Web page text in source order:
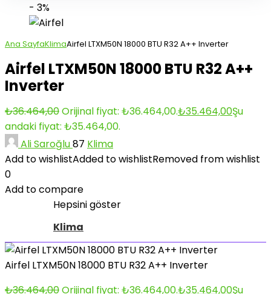
- 3%
Ana SayfaKlimaAirfel LTXM50N 18000 BTU R32 A++ Inverter
Airfel LTXM50N 18000 BTU R32 A++
Inverter
₺36.464,00Orijinal fiyat: ₺36.464,00.₺35.464,00Şu
andaki fiyat: ₺35.464,00.
Ali Saroğlu87 Klima
Add to wishlistAdded to wishlistRemoved from wishlist
0
Add to compare
Hepsini göster
Klima
Airfel LTXM50N 18000 BTU R32 A++ Inverter
₺36.464,00Orijinal fiyat: ₺36.464,00.₺35.464,00Şu